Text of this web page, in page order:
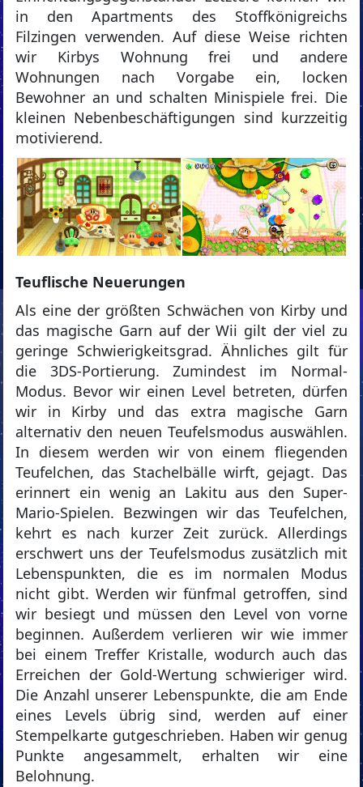
in den Apartments des Stoffkönigreichs
Filzingen verwenden. Auf diese Weise richten
wir Kirbys Wohnung frei und andere
Wohnungen nach Vorgabe ein, locken
Bewohner an und schalten Minispiele frei. Die
kleinen Nebenbeschäftigungen sind kurzzeitig
motivierend.
Teuflische Neuerungen
Als eine der größten Schwächen von Kirby und
das magische Garn auf der Wii gilt der viel zu
geringe Schwierigkeitsgrad. Ähnliches gilt für
die 3DS-Portierung. Zumindest im Normal-
Modus. Bevor wir einen Level betreten, dürfen
wir in Kirby und das extra magische Garn
alternativ den neuen Teufelsmodus auswählen.
In diesem werden wir von einem fliegenden
Teufelchen, das Stachelbälle wirft, gejagt. Das
erinnert ein wenig an Lakitu aus den Super-
Mario-Spielen. Bezwingen wir das Teufelchen,
kehrt es nach kurzer Zeit zurück. Allerdings
erschwert uns der Teufelsmodus zusätzlich mit
Lebenspunkten, die es im normalen Modus
nicht gibt. Werden wir fünfmal getroffen, sind
wir besiegt und müssen den Level von vorne
beginnen. Außerdem verlieren wir wie immer
bei einem Treffer Kristalle, wodurch auch das
Erreichen der Gold-Wertung schwieriger wird.
Die Anzahl unserer Lebenspunkte, die am Ende
eines Levels übrig sind, werden auf einer
Stempelkarte gutgeschrieben. Haben wir genug
Punkte angesammelt, erhalten wir eine
Belohnung.